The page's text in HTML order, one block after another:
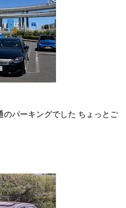
のパーキングでした ちょっとご